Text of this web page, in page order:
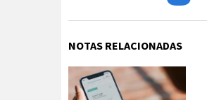
NOTAS RELACIONADAS